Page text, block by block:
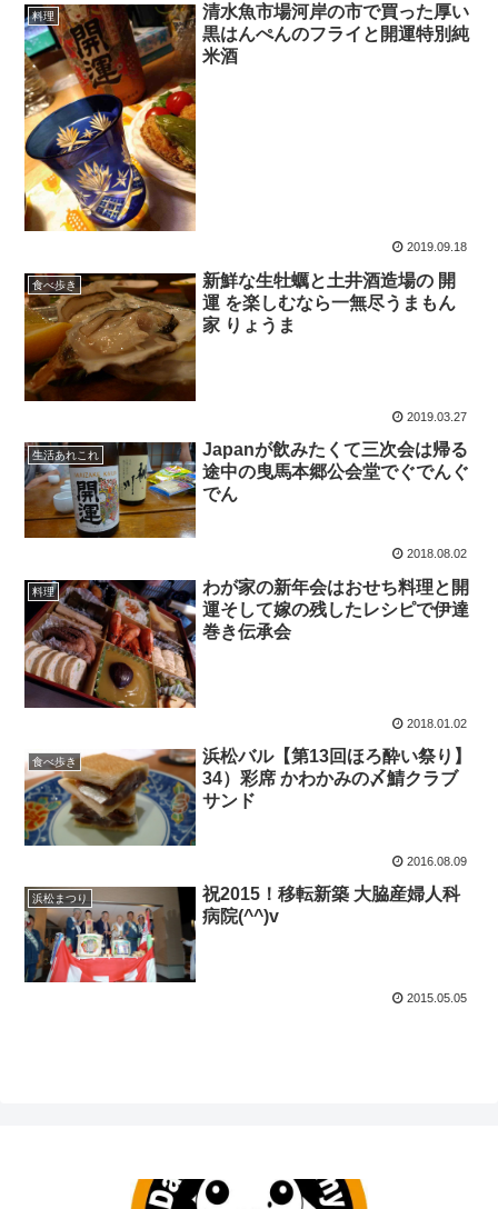
料理
清水魚市場河岸の市で買った厚い
黒はんぺんのフライと開運特別純
米酒
2019.09.18
食べ歩き
新鮮な生牡蠣と土井酒造場の 開
運 を楽しむなら一無尽うまもん
家 りょうま
2019.03.27
生活あれこれ
Japanが飲みたくて三次会は帰る
途中の曳馬本郷公会堂でぐでんぐ
でん
2018.08.02
料理
わが家の新年会はおせち料理と開
運そして嫁の残したレシピで伊達
巻き伝承会
2018.01.02
食べ歩き
浜松バル【第13回ほろ酔い祭り】
34）彩席 かわかみの〆鯖クラブ
サンド
2016.08.09
浜松まつり
祝2015！移転新築 大脇産婦人科
病院(^^)v
2015.05.05